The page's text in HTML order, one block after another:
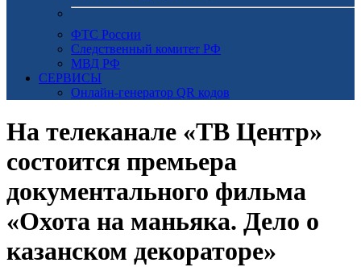
ФТС России
Следственный комитет РФ
МВД РФ
СЕРВИСЫ
Онлайн-генератор QR кодов
На телеканале «ТВ Центр»
состоится премьера
документального фильма
«Охота на маньяка. Дело о
казанском декораторе»